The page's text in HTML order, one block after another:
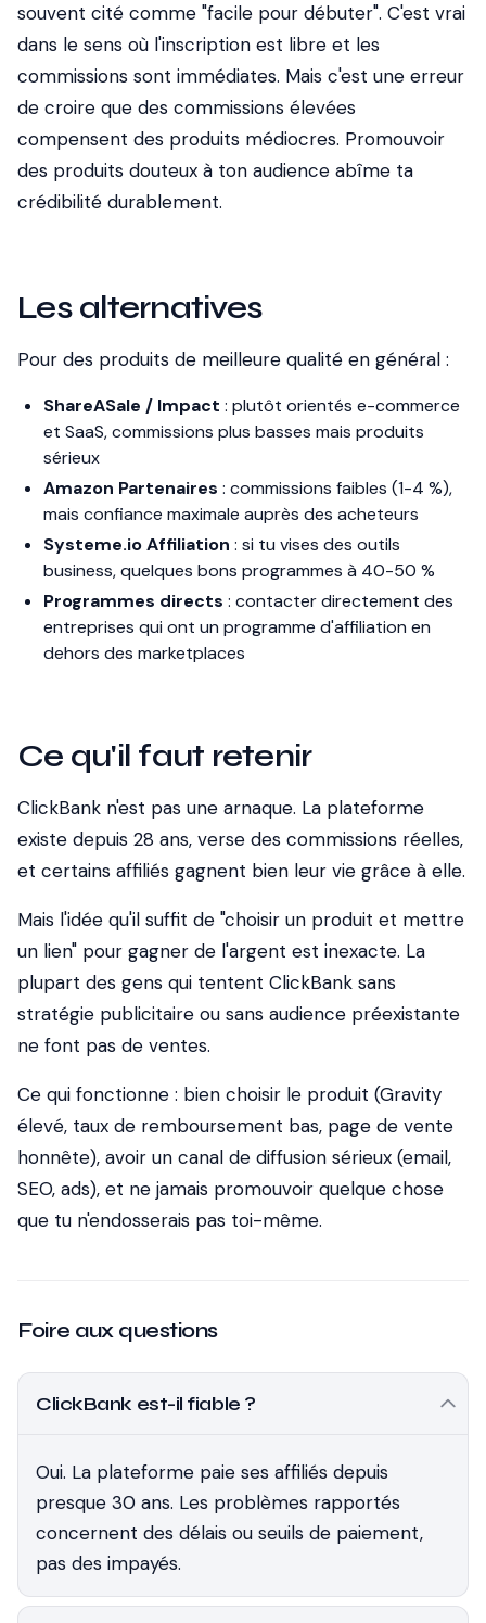
souvent cité comme "facile pour débuter". C'est vrai
dans le sens où l'inscription est libre et les
commissions sont immédiates. Mais c'est une erreur
de croire que des commissions élevées
compensent des produits médiocres. Promouvoir
des produits douteux à ton audience abîme ta
crédibilité durablement.
Les alternatives
Pour des produits de meilleure qualité en général :
ShareASale / Impact : plutôt orientés e-commerce
et SaaS, commissions plus basses mais produits
sérieux
Amazon Partenaires : commissions faibles (1-4 %),
mais confiance maximale auprès des acheteurs
Systeme.io Affiliation : si tu vises des outils
business, quelques bons programmes à 40-50 %
Programmes directs : contacter directement des
entreprises qui ont un programme d'affiliation en
dehors des marketplaces
Ce qu'il faut retenir
ClickBank n'est pas une arnaque. La plateforme
existe depuis 28 ans, verse des commissions réelles,
et certains affiliés gagnent bien leur vie grâce à elle.
Mais l'idée qu'il suffit de "choisir un produit et mettre
un lien" pour gagner de l'argent est inexacte. La
plupart des gens qui tentent ClickBank sans
stratégie publicitaire ou sans audience préexistante
ne font pas de ventes.
Ce qui fonctionne : bien choisir le produit (Gravity
élevé, taux de remboursement bas, page de vente
honnête), avoir un canal de diffusion sérieux (email,
SEO, ads), et ne jamais promouvoir quelque chose
que tu n'endosserais pas toi-même.
Foire aux questions
ClickBank est-il fiable ?
Oui. La plateforme paie ses affiliés depuis
presque 30 ans. Les problèmes rapportés
concernent des délais ou seuils de paiement,
pas des impayés.